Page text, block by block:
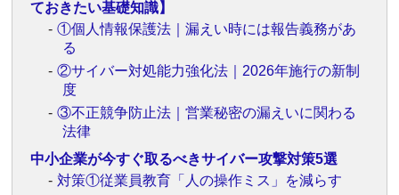
ておきたい基礎知識】
①個人情報保護法｜漏えい時には報告義務があ
る
②サイバー対処能力強化法｜2026年施行の新制
度
③不正競争防止法｜営業秘密の漏えいに関わる
法律
中小企業が今すぐ取るべきサイバー攻撃対策5選
対策①従業員教育「人の操作ミス」を減らす